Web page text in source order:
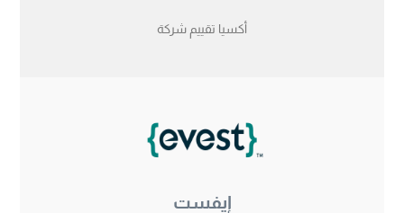
أكسيا تقييم شركة
إيفست